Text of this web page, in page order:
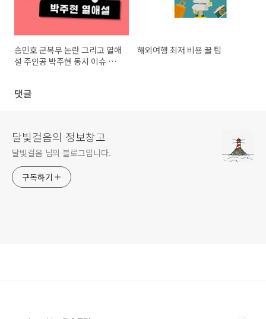
송민호 군복무 논란 그리고 열애
설 주인공 박주현 동시 이슈 총
해외여행 최저 비용 꿀 팁
댓글
달빛걸음의 정보창고
달빛걸음 님의 블로그입니다.
구독하기